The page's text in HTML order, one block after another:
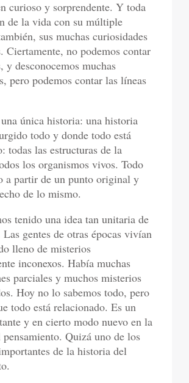
curioso y sorprendente. Y toda
de la vida con su múltiple
sus muchas curiosidades
Ciertamente, no podemos contar
y desconocemos muchas
pero podemos contar las líneas
única historia: una historia
todo y donde todo está
todas las estructuras de la
los organismos vivos. Todo
a partir de un punto original y
de lo mismo.
tenido una idea tan unitaria de
gentes de otras épocas vivían
lleno de misterios
inconexos. Había muchas
parciales y muchos misterios
Hoy no lo sabemos todo, pero
todo está relacionado. Es un
y en cierto modo nuevo en la
Quizá uno de los
de la historia del